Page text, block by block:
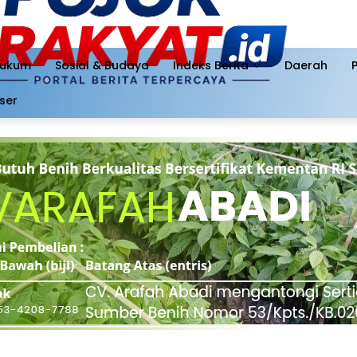
Sosial & Budaya Indeks Berita Daerah